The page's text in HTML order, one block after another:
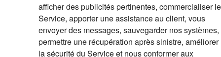
afficher des publicités pertinentes, commercialiser le
Service, apporter une assistance au client, vous
envoyer des messages, sauvegarder nos systèmes,
permettre une récupération après sinistre, améliorer
la sécurité du Service et nous conformer aux